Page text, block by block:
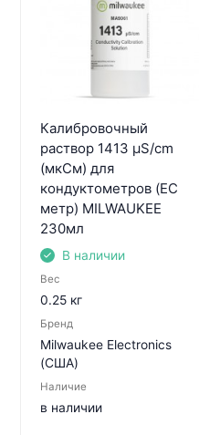
Калибровочный
раствор 1413 µS/cm
(мкСм) для
кондуктометров (EC
метр) MILWAUKEE
230мл
В наличии
Вес
0.25 кг
Бренд
Milwaukee Electronics
(США)
Наличие
в наличии